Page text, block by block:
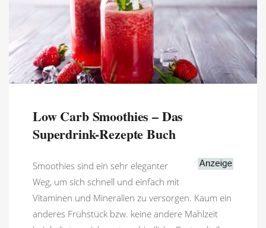
Low Carb Smoothies – Das
Superdrink-Rezepte Buch
Smoothies sind ein sehr eleganter
Weg, um sich schnell und einfach mit
Vitaminen und Mineralien zu versorgen. Kaum ein
anderes Frühstück bzw. keine andere Mahlzeit